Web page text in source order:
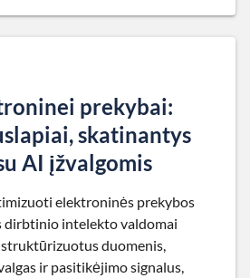
prekybai:
skatinantys
AI įžvalgomis
elektroninės prekybos
dirbtinio intelekto valdomai
duomenis,
ir pasitikėjimo signalus,